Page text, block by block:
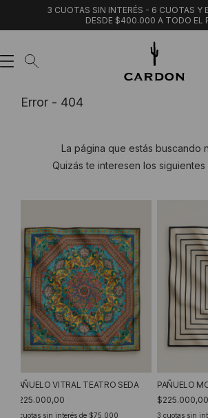
3 CUOTAS SIN INTERÉS - 6 CUOTAS Y
DESDE $400.000 A TODO EL
Error - 404
La página que estás buscando
Quizás te interesen los
PAÑUELO VITRAL TEATRO SEDA
$225.000,00
cuotas sin interés de $75.000
PAÑUELO
$225.000,00
3 cuotas sin